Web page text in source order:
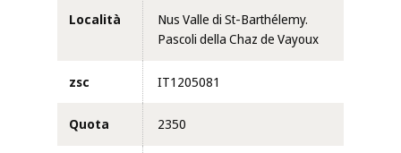
Località
Nus Valle di St-Barthélemy.
Pascoli della Chaz de Vayoux
zsc IT1205081
Quota 2350